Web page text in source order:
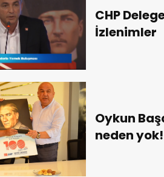
CHP
İzlenimler
Oykun
neden yok!